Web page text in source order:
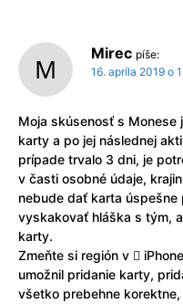
Mirec píše:
16. apríla 2019 o
Moja skúsenosť s Monese
karty a po jej následnej
prípade trvalo 3 dni, je
v časti osobné údaje,
nebude dať karta
vyskakovať hláška s tým,
karty.
Zmeňte si región v 
umožnil pridanie karty,
všetko prebehne korektne,